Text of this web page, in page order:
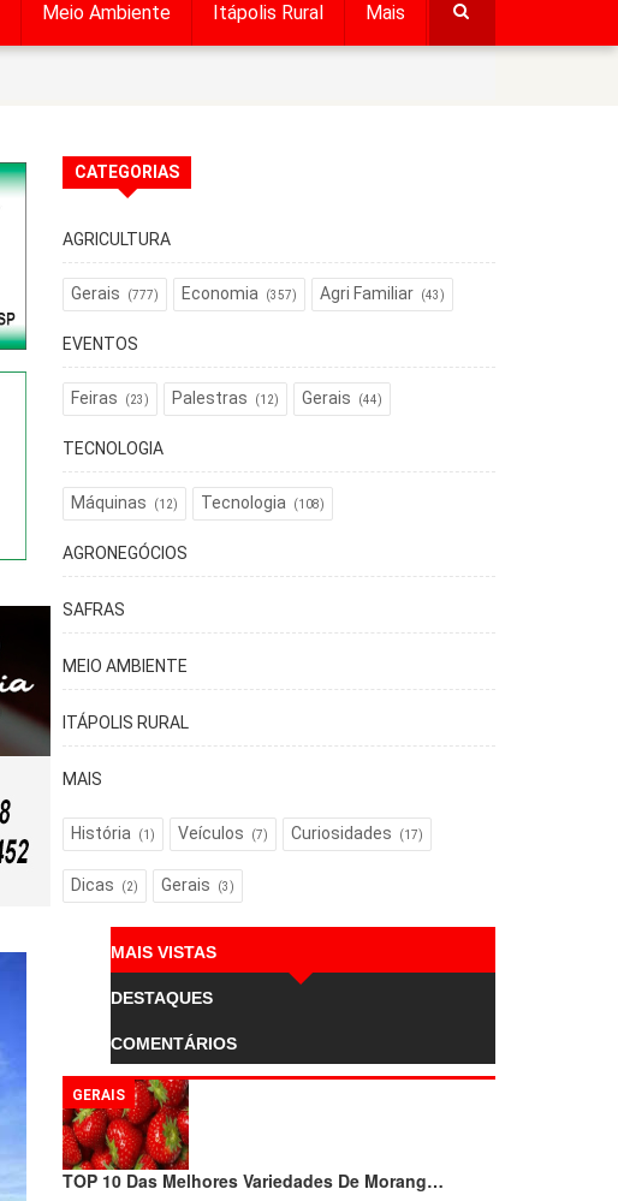
Meio Ambiente Itápolis Rural Mais
CATEGORIAS
AGRICULTURA
Gerais (777) Economia (357) Agri Familiar (43)
EVENTOS
Feiras (23) Palestras (12) Gerais (44)
TECNOLOGIA
Máquinas (12) Tecnologia (108)
AGRONEGÓCIOS
SAFRAS
MEIO AMBIENTE
ITÁPOLIS RURAL
MAIS
História (1) Veículos (7) Curiosidades (17)
Dicas (2) Gerais (3)
MAIS VISTAS
DESTAQUES
COMENTÁRIOS
TOP 10 Das Melhores Variedades De Morang…
GERAIS